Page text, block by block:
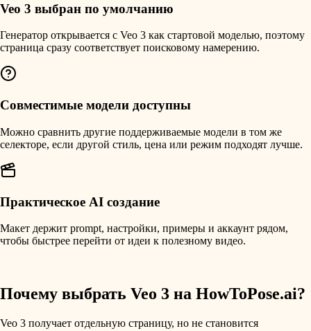
Veo 3 выбран по умолчанию
Генератор открывается с Veo 3 как стартовой моделью, поэтому
страница сразу соответствует поисковому намерению.
Совместимые модели доступны
Можно сравнить другие поддерживаемые модели в том же
селекторе, если другой стиль, цена или режим подходят лучше.
Практическое AI создание
Макет держит prompt, настройки, примеры и аккаунт рядом,
чтобы быстрее перейти от идеи к полезному видео.
Почему выбрать Veo 3 на HowToPose.ai?
Veo 3 получает отдельную страницу, но не становится